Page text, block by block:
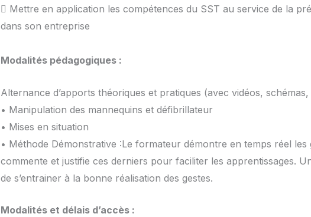
 Mettre en application les compétences du SST au service de la
dans son entreprise
Modalités pédagogiques :
Alternance d’apports théoriques et pratiques (avec vidéos,
• Manipulation des mannequins et défibrillateur
• Mises en situation
• Méthode Démonstrative :Le formateur démontre en temps réel
commente et justifie ces derniers pour faciliter les apprentissages.
de s’entrainer à la bonne réalisation des gestes.
Modalités et délais d’accès :